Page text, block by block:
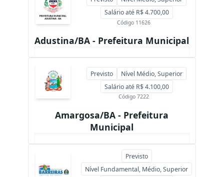
Salário até R$ 4.700,00
Código 11626
Adustina/BA - Prefeitura Municipal
Previsto
Nível Médio, Superior
Salário até R$ 4.100,00
Código 7222
Amargosa/BA - Prefeitura
Municipal
Previsto
Nível Fundamental, Médio, Superior